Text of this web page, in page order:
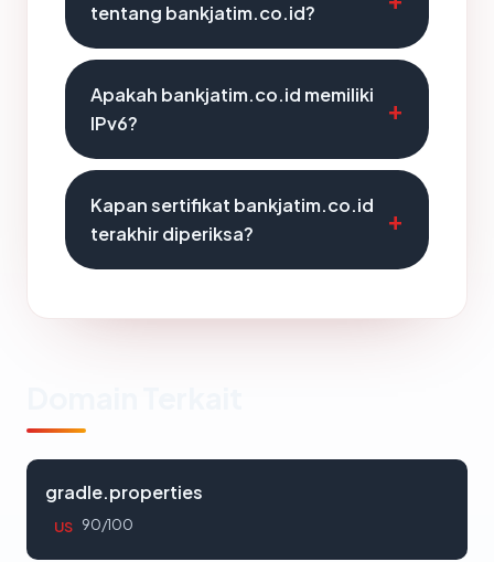
tentang bankjatim.co.id?
Apakah bankjatim.co.id memiliki
IPv6?
Kapan sertifikat bankjatim.co.id
terakhir diperiksa?
gradle.properties
US 90/100